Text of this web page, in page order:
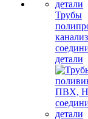
Трубы
детали